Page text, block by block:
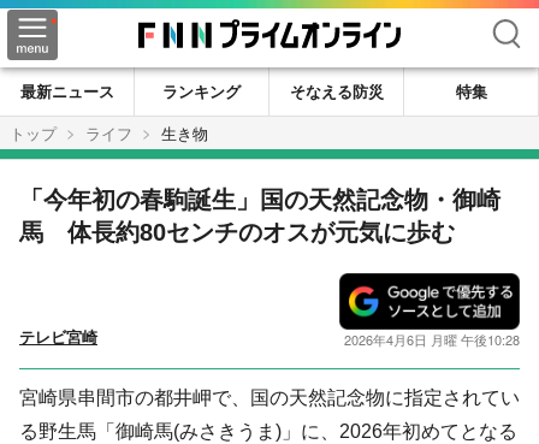
検索
最新ニュース ランキング そなえる防災
特集
トップ
ライフ 生き物
「今年初の春駒誕生」国の天然記念物・御崎
馬 体長約80センチのオスが元気に歩む
テレビ宮崎 2026年4月6日 月曜 午後10:28
宮崎県串間市の都井岬で、国の天然記念物に指定されてい
る野生馬「御崎馬(みさきうま)」に、2026年初めてとなる